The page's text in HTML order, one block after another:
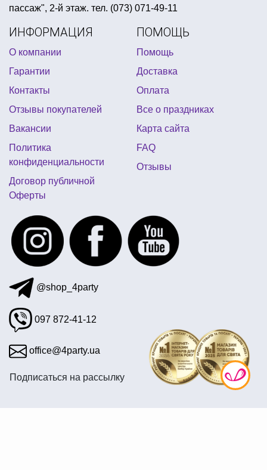
купить сувенирную ручку
детские крылья ангела купить
детский костюм на хэллоуин купить киев
купить шарики для тематической вечеринки
праздник в стиле черепашек ниндзя
день рождение в стиле фиксики
день рождения в стиле микки маус
открытки на 8 марта купить киев
воздушные шары на день рождения девушке
фольгированные шарики тематические киев
блогерская вечеринка
пассаж", 2-й этаж. тел. (073) 071-49-11
ИНФОРМАЦИЯ
О компании
Гарантии
Контакты
Отзывы покупателей
Вакансии
Политика
конфиденциальности
Договор публичной
Оферты
ПОМОЩЬ
Помощь
Доставка
Оплата
Все о праздниках
Карта сайта
FAQ
Отзывы
@shop_4party
097 872-41-12
office@4party.ua
Подписаться на рассылку